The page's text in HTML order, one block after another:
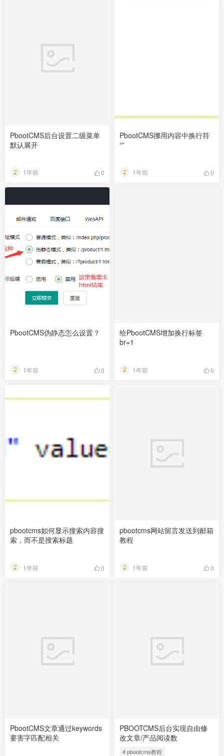
PbootCMS后台设置二级菜单
默认展开
1年前 0
PbootCMS挪用内容中换行符
“”
1年前 0
PbootCMS伪静态怎么设置？
1年前 0
给PbootCMS增加换行标签
br=1
1年前 0
pbootcms如何显示搜索内容搜
索，而不是搜索标题
1年前 0
pbootcms网站留言发送到邮箱
教程
1年前 0
PbootCMS文章通过keywords
要害字匹配相关
PBOOTCMS后台实现自由修
改文章/产品阅读数
# pbootcms教程